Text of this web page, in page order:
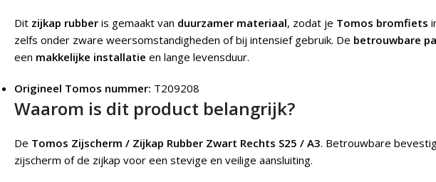
Dit zijkap rubber is gemaakt van duurzamer materiaal, zodat je Tomos bromfiets
zelfs onder zware weersomstandigheden of bij intensief gebruik. De betrouwbare
een makkelijke installatie en lange levensduur.
Origineel Tomos nummer: T209208
Waarom is dit product belangrijk?
De Tomos Zijscherm / Zijkap Rubber Zwart Rechts S25 / A3. Betrouwbare
zijscherm of de zijkap voor een stevige en veilige aansluiting.